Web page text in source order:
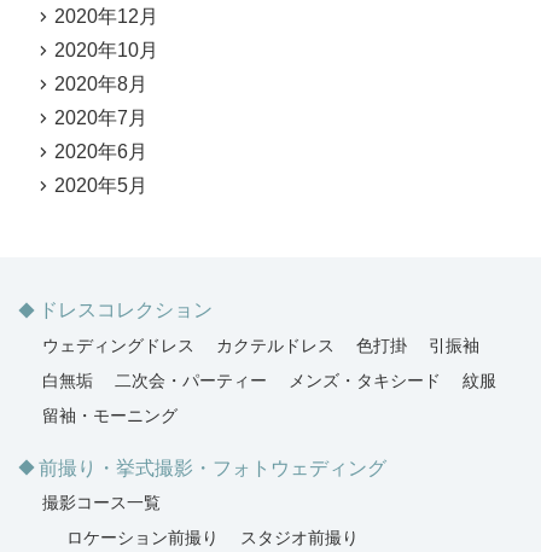
2020年12月
2020年10月
2020年8月
2020年7月
2020年6月
2020年5月
ドレスコレクション
ウェディングドレス カクテルドレス 色打掛
引振袖
白無垢
二次会・パーティー メンズ・タキシード
紋服
留袖・モーニング
前撮り・挙式撮影・フォトウェディング
撮影コース一覧
ロケーション前撮り
スタジオ前撮り